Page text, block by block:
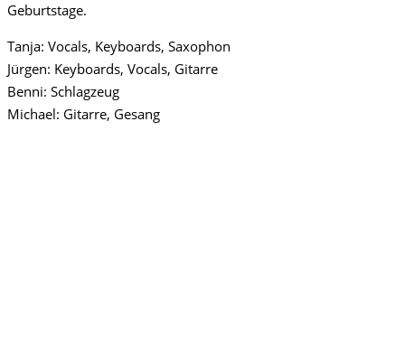
Geburtstage.
Tanja: Vocals, Keyboards, Saxophon
Jürgen: Keyboards, Vocals, Gitarre
Benni: Schlagzeug
Michael: Gitarre, Gesang